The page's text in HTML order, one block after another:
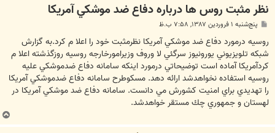
نظر مثبت روس ها درباره دفاع ضد موشكي آمريكا
س
ت
پنج‌شنبه ۱ فروردین ۱۳۸۷, ۷:۵۸ ب.ظ
روسيه درمورد دفاع ضد موشكي آمريكا نظرمثبت خود را اعلا م كرد.به گزارش
شبكه تلويزيوني يورونيوز سرگئي لا وروف وزيرامورخارجه روسيه روزگذشته اعلا م
كردآمريكا آماده است توضيحاتي درمورد اينكه سامانه دفاع ضدموشكي عليه
روسيه استفاده نخواهدشد ارائه دهد. مسكوطرح سامانه دفاع ضدموشكي آمريكا
را تهديدي براي امنيت كشورش مي دانست. سامانه دفاع ضد موشكي آمريكا در
لهستان و جمهوري چك مستقر خواهدشد.